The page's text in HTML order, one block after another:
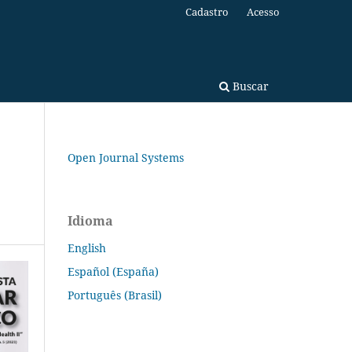
Buscar
Cadastro Acesso
Open Journal Systems
Idioma
English
Español (España)
Português (Brasil)